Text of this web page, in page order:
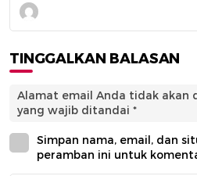
TINGGALKAN BALASAN
Alamat email Anda tidak akan
yang wajib ditandai *
Simpan nama, email, dan
peramban ini untuk